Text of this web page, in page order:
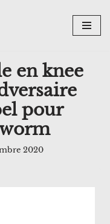
en knee
pour
2020